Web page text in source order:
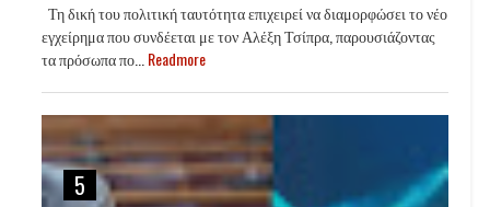
Τη δική του πολιτική ταυτότητα επιχειρεί να διαμορφώσει το νέο
εγχείρημα που συνδέεται με τον Αλέξη Τσίπρα, παρουσιάζοντας
τα πρόσωπα πο...Readmore
5